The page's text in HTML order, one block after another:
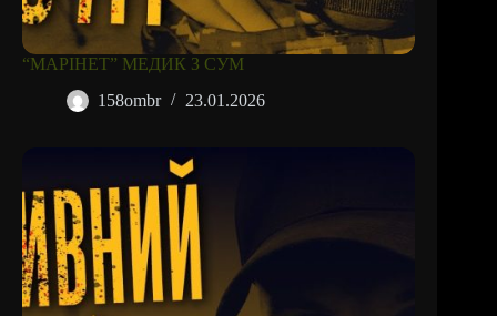
“MAРІНЕТ” МЕДИК З СУМ
158ombr
23.01.2026